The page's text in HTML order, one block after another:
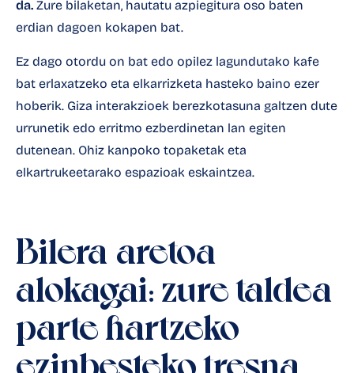
da. Zure bilaketan, hautatu azpiegitura oso baten
erdian dagoen kokapen bat.
Ez dago otordu on bat edo opilez lagundutako kafe
bat erlaxatzeko eta elkarrizketa hasteko baino ezer
hoberik. Giza interakzioek berezkotasuna galtzen dute
urrunetik edo erritmo ezberdinetan lan egiten
dutenean. Ohiz kanpoko topaketak eta
elkartrukeetarako espazioak eskaintzea.
Bilera-aretoa
alokagai: zure taldea
parte hartzeko